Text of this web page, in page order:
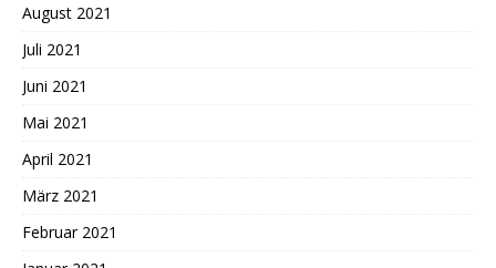
August 2021
Juli 2021
Juni 2021
Mai 2021
April 2021
März 2021
Februar 2021